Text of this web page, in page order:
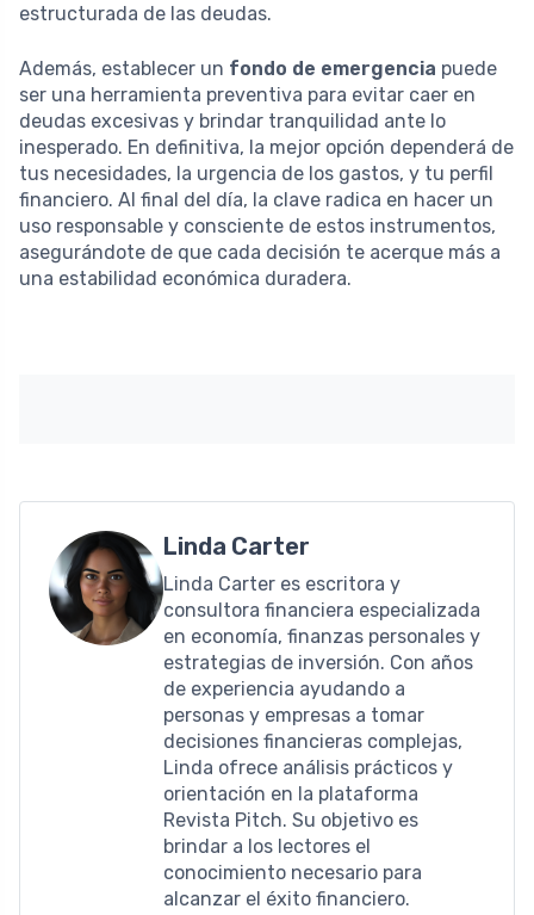
estructurada de las deudas.
Además, establecer un fondo de emergencia puede
ser una herramienta preventiva para evitar caer en
deudas excesivas y brindar tranquilidad ante lo
inesperado. En definitiva, la mejor opción dependerá de
tus necesidades, la urgencia de los gastos, y tu perfil
financiero. Al final del día, la clave radica en hacer un
uso responsable y consciente de estos instrumentos,
asegurándote de que cada decisión te acerque más a
una estabilidad económica duradera.
Linda Carter
Linda Carter es escritora y
consultora financiera especializada
en economía, finanzas personales y
estrategias de inversión. Con años
de experiencia ayudando a
personas y empresas a tomar
decisiones financieras complejas,
Linda ofrece análisis prácticos y
orientación en la plataforma
Revista Pitch. Su objetivo es
brindar a los lectores el
conocimiento necesario para
alcanzar el éxito financiero.